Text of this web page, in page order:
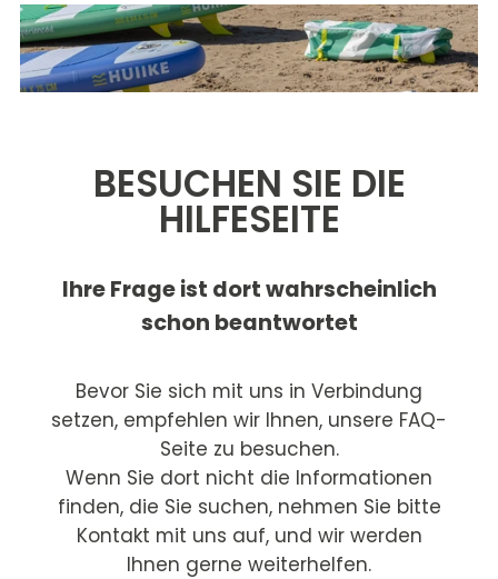
BESUCHEN SIE DIE
HILFESEITE
Ihre Frage ist dort wahrscheinlich
schon beantwortet
Bevor Sie sich mit uns in Verbindung
setzen, empfehlen wir Ihnen, unsere FAQ-
Seite zu besuchen.
Wenn Sie dort nicht die Informationen
finden, die Sie suchen, nehmen Sie bitte
Kontakt mit uns auf, und wir werden
Ihnen gerne weiterhelfen.